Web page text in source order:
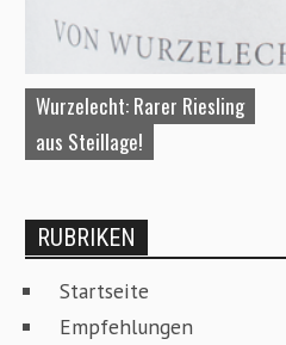
Wurzelecht: Rarer Riesling
aus Steillage!
RUBRIKEN
Startseite
Empfehlungen